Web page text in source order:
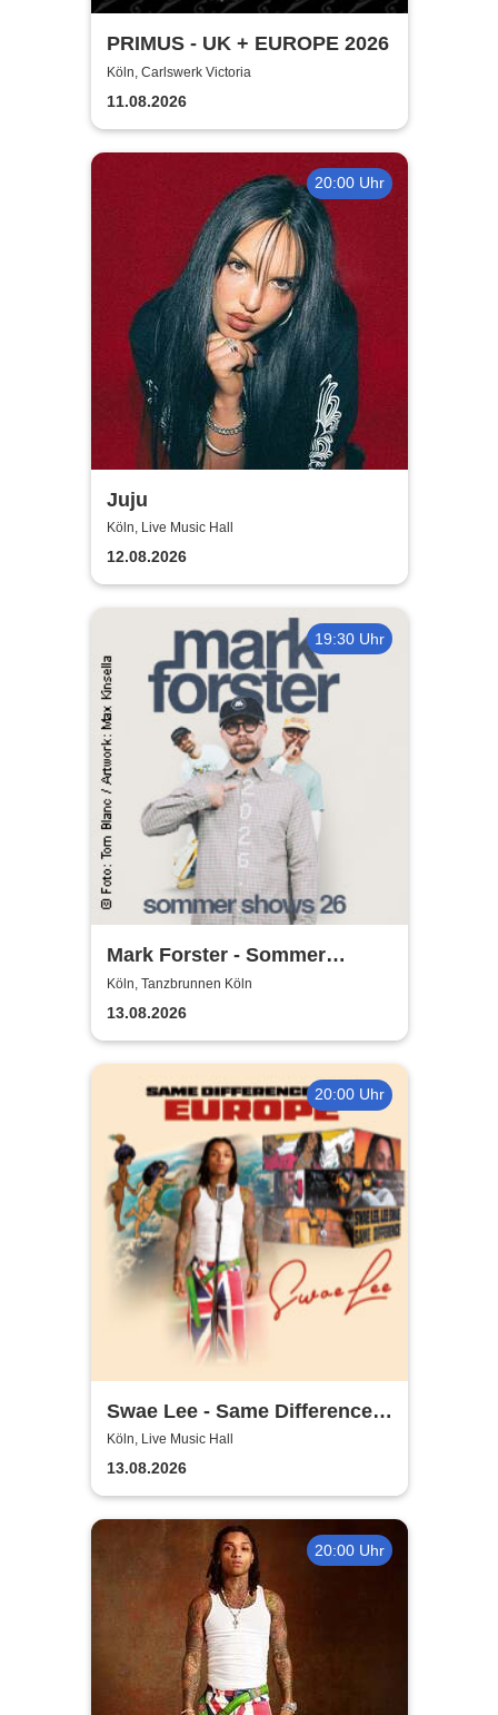
PRIMUS - UK + EUROPE 2026
Köln, Carlswerk Victoria
11.08.2026
20:00 Uhr
Juju
Köln, Live Music Hall
12.08.2026
19:30 Uhr
Mark Forster - Sommer
Shows 2026
Köln, Tanzbrunnen Köln
13.08.2026
20:00 Uhr
Swae Lee - Same Difference
Tour Europe
Köln, Live Music Hall
13.08.2026
20:00 Uhr